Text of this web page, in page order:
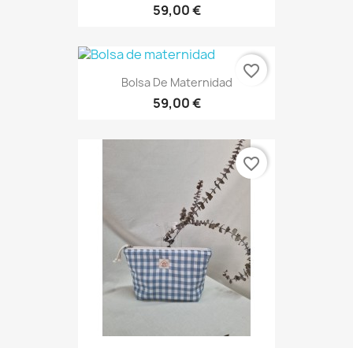
59,00 €
Bolsa De Maternidad
59,00 €
favorite_border
favorite_border